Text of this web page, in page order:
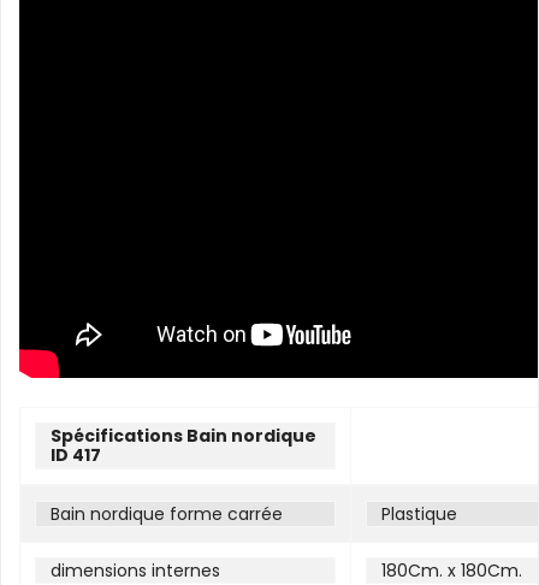
Spécifications Bain nordique
ID 417
Bain nordique forme carrée Plastique
dimensions internes 180Cm. x 180Cm.